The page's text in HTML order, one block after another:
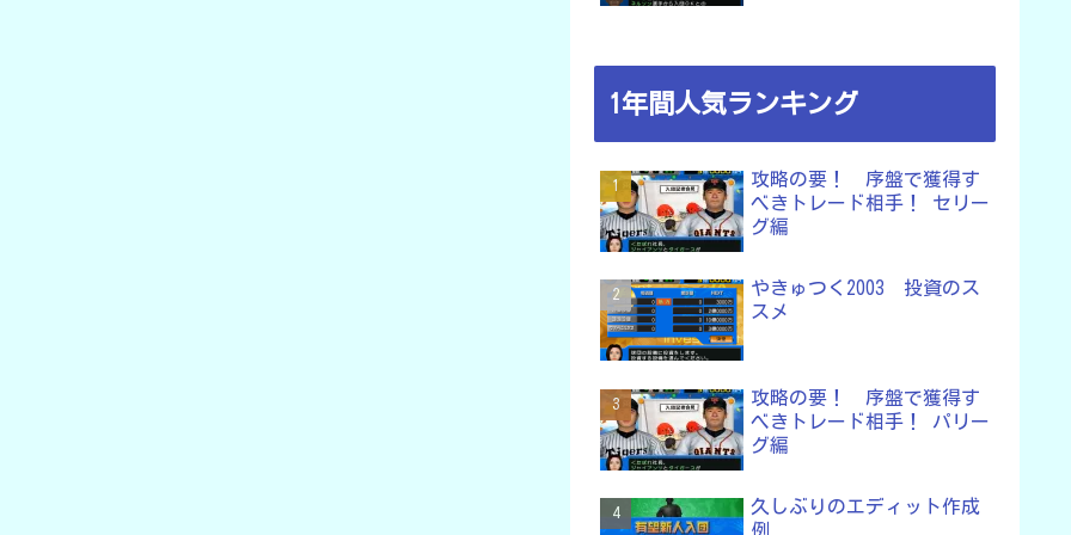
1年間人気ランキング
攻略の要！ 序盤で獲得す
べきトレード相手！ セリー
グ編
やきゅつく2003 投資のス
スメ
攻略の要！ 序盤で獲得す
べきトレード相手！ パリー
グ編
久しぶりのエディット作成
例